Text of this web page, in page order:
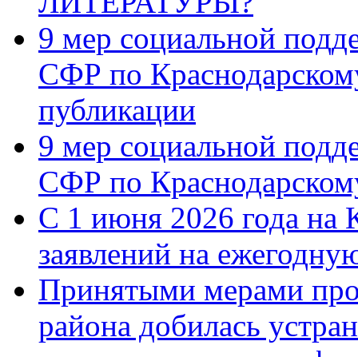
9 мер социальной
СФР по
публикации
9 мер социальной
СФР по
С 1 июня 2026 года на
заявлений на
Принятыми мерами
района добилась